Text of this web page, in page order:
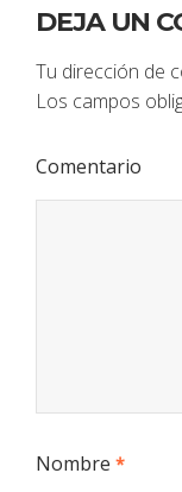
DEJA UN
Tu dirección de
Los campos
Comentario
Nombre *